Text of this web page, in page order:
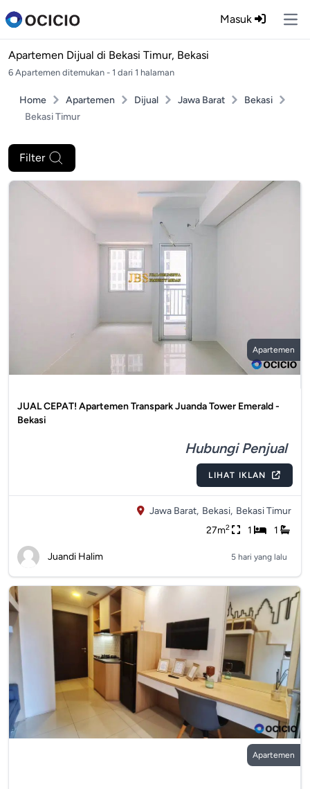
Masuk
Apartemen Dijual di Bekasi Timur, Bekasi
6 Apartemen ditemukan - 1 dari 1 halaman
Home Apartemen Dijual Jawa Barat
Bekasi
Bekasi Timur
Filter
Apartemen
JUAL CEPAT! Apartemen Transpark Juanda Tower Emerald -
Bekasi
Hubungi Penjual
LIHAT IKLAN
Jawa Barat, Bekasi, Bekasi Timur
27m2 1 1
Juandi Halim 5 hari yang lalu
Apartemen